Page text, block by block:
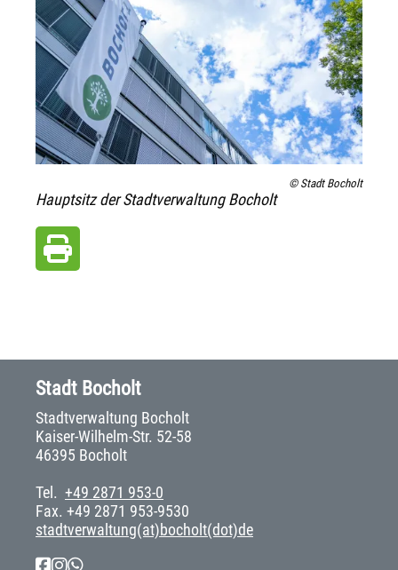
© Stadt Bocholt
Hauptsitz der Stadtverwaltung Bocholt
Stadt Bocholt
Stadtverwaltung Bocholt
Kaiser-Wilhelm-Str. 52-58
46395 Bocholt
Tel. +49 2871 953-0
Fax. +49 2871 953-9530
stadtverwaltung(at)bocholt(dot)de